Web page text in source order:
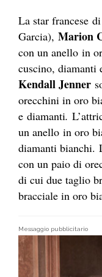
La star francese
Garcia), Marion
con un anello in
cuscino, diamanti
Kendall Jenner
orecchini in oro
e diamanti.
un anello in oro
diamanti bianchi.
con un paio di
di cui due taglio
bracciale in oro
Messaggio pubblicitario